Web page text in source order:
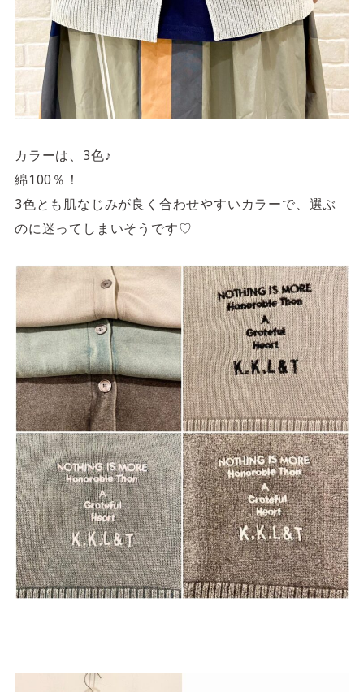
カラーは、3色♪
綿100％！
3色とも肌なじみが良く合わせやすいカラーで、選ぶ
のに迷ってしまいそうです♡